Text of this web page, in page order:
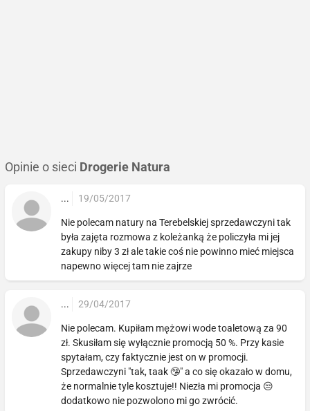
Opinie o sieci Drogerie Natura
... 19/05/2017
Nie polecam natury na Terebelskiej sprzedawczyni tak
była zajęta rozmowa z koleżanką że policzyła mi jej
zakupy niby 3 zł ale takie coś nie powinno mieć miejsca
napewno więcej tam nie zajrze
... 29/04/2017
Nie polecam. Kupiłam mężowi wode toaletową za 90
zł. Skusiłam się wyłącznie promocją 50 %. Przy kasie
spytałam, czy faktycznie jest on w promocji.
Sprzedawczyni "tak, taak 🤥" a co się okazało w domu,
że normalnie tyle kosztuje!! Niezła mi promocja 😒
dodatkowo nie pozwolono mi go zwrócić.